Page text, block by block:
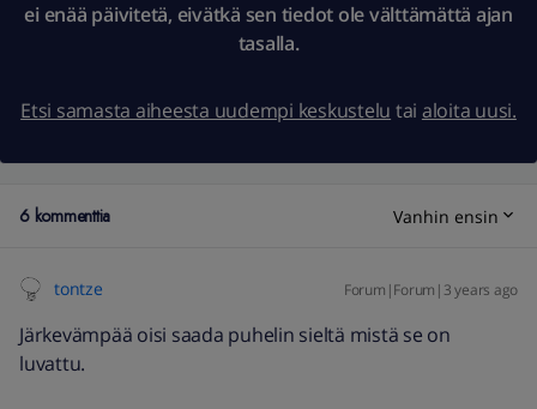
ei enää päivitetä, eivätkä sen tiedot ole välttämättä ajan
tasalla.
Etsi samasta aiheesta uudempi keskustelu tai aloita uusi.
6 kommenttia Vanhin ensin
tontze Forum|Forum|3 years ago
Järkevämpää oisi saada puhelin sieltä mistä se on
luvattu.